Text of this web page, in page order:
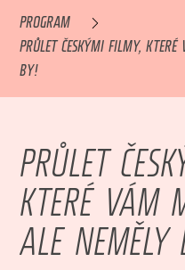
PROGRAM
PRŮLET ČESKÝMI FILMY,
BY!
PRŮLET
KTERÉ VÁM
ALE